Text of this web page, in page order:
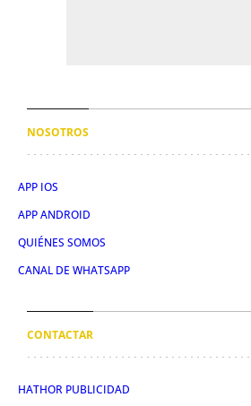
NOSOTROS
APP IOS
APP ANDROID
QUIÉNES SOMOS
CANAL DE WHATSAPP
CONTACTAR
HATHOR PUBLICIDAD